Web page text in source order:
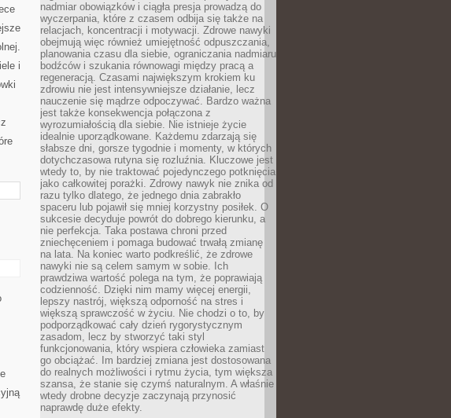
i
nadmiar obowiązków i ciągła presja prowadzą do
wyczerpania, które z czasem odbija się także na
relacjach, koncentracji i motywacji. Zdrowe nawyki
obejmują więc również umiejętność odpuszczania,
planowania czasu dla siebie, ograniczania nadmiaru
bodźców i szukania równowagi między pracą a
regeneracją. Czasami największym krokiem ku
zdrowiu nie jest intensywniejsze działanie, lecz
nauczenie się mądrze odpoczywać. Bardzo ważna
jest także konsekwencja połączona z
wyrozumiałością dla siebie. Nie istnieje życie
idealnie uporządkowane. Każdemu zdarzają się
słabsze dni, gorsze tygodnie i momenty, w których
dotychczasowa rutyna się rozluźnia. Kluczowe jest
wtedy to, by nie traktować pojedynczego potknięcia
jako całkowitej porażki. Zdrowy nawyk nie znika od
razu tylko dlatego, że jednego dnia zabrakło
spaceru lub pojawił się mniej korzystny posiłek. O
sukcesie decyduje powrót do dobrego kierunku, a
nie perfekcja. Taka postawa chroni przed
zniechęceniem i pomaga budować trwałą zmianę
na lata. Na koniec warto podkreślić, że zdrowe
nawyki nie są celem samym w sobie. Ich
prawdziwa wartość polega na tym, że poprawiają
codzienność. Dzięki nim mamy więcej energii,
lepszy nastrój, większą odporność na stres i
większą sprawczość w życiu. Nie chodzi o to, by
podporządkować cały dzień rygorystycznym
zasadom, lecz by stworzyć taki styl
funkcjonowania, który wspiera człowieka zamiast
go obciążać. Im bardziej zmiana jest dostosowana
do realnych możliwości i rytmu życia, tym większa
szansa, że stanie się czymś naturalnym. A właśnie
wtedy drobne decyzje zaczynają przynosić
naprawdę duże efekty.